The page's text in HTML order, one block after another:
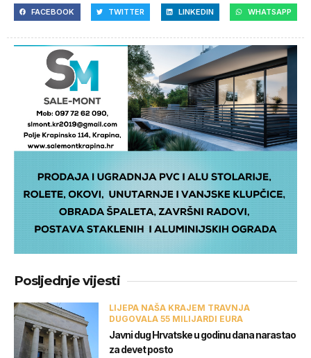
FACEBOOK TWITTER LINKEDIN WHATSAPP
Posljednje vijesti
LIJEPA NAŠA KRAJEM TRAVNJA
DUGOVALA 55 MILIJARDI EURA
Javni dug Hrvatske u godinu dana narastao
za devet posto